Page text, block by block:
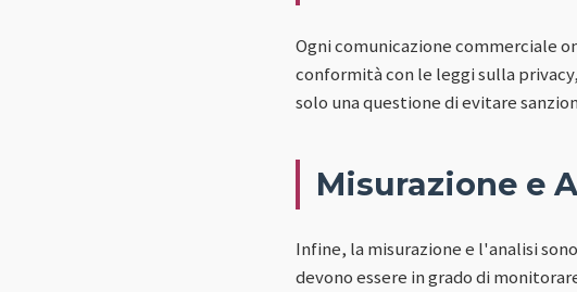
Ogni comunicazione commerciale
conformità con le leggi sulla
solo una questione di evitare
Misurazione e
Infine, la misurazione e l'analisi
devono essere in grado di